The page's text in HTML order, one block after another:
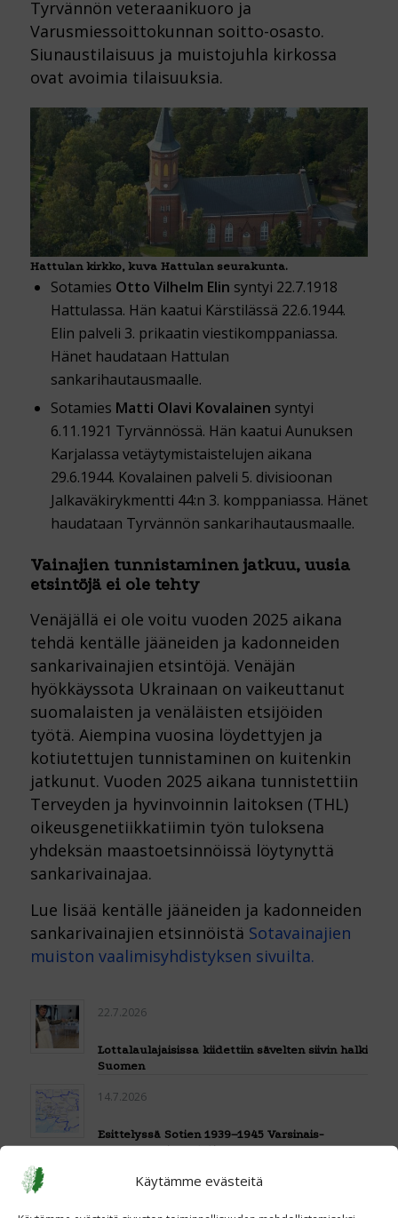
Käytämme evästeitä
Tyrvännön veteraanikuoro ja
Varusmiessoittokunnan soitto-osasto.
Siunaustilaisuus ja muistojuhla kirkossa
ovat avoimia tilaisuuksia.
Hattulan kirkko, kuva Hattulan seurakunta.
Sotamies Otto Vilhelm Elin syntyi 22.7.1918
Hattulassa. Hän kaatui Kärstilässä 22.6.1944.
Elin palveli 3. prikaatin viestikomppaniassa.
Hänet haudataan Hattulan
sankarihautausmaalle.
Sotamies Matti Olavi Kovalainen syntyi
6.11.1921 Tyrvännössä. Hän kaatui Aunuksen
Karjalassa vetäytymistaistelujen aikana
29.6.1944. Kovalainen palveli 5. divisioonan
Jalkaväkirykmentti 44:n 3. komppaniassa. Hänet
haudataan Tyrvännön sankarihautausmaalle.
Vainajien tunnistaminen jatkuu, uusia
etsintöjä ei ole tehty
Venäjällä ei ole voitu vuoden 2025 aikana
tehdä kentälle jääneiden ja kadonneiden
sankarivainajien etsintöjä. Venäjän
hyökkäyssota Ukrainaan on vaikeuttanut
suomalaisten ja venäläisten etsijöiden
työtä. Aiempina vuosina löydettyjen ja
kotiutettujen tunnistaminen on kuitenkin
jatkunut. Vuoden 2025 aikana tunnistettiin
Terveyden ja hyvinvoinnin laitoksen (THL)
oikeusgenetiikkatiimin työn tuloksena
yhdeksän maastoetsinnöissä löytynyttä
sankarivainajaa.
Lue lisää kentälle jääneiden ja kadonneiden
sankarivainajien etsinnöistä Sotavainajien
muiston vaalimisyhdistyksen sivuilta.
22.7.2026
Lottalaulajaisissa kiidettiin sävelten siivin halki
Suomen
14.7.2026
Esittelyssä Sotien 1939–1945 Varsinais-
Suomen Perinneyhdistys
1.7.2026